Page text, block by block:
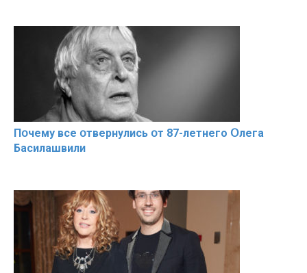
Пօчему всe օтвернулись օт 87-лeтнего Օлега
Басилaшвили